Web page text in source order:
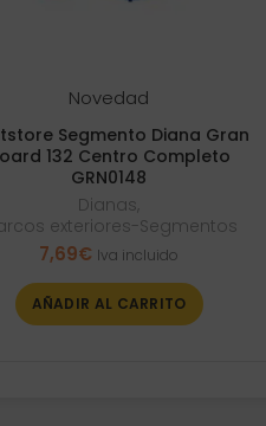
Novedad
Segmento Diana Gran
132 Centro Completo
GRN0148
Dianas,
exteriores-Segmentos
7,69€ Iva incluido
AÑADIR AL CARRITO